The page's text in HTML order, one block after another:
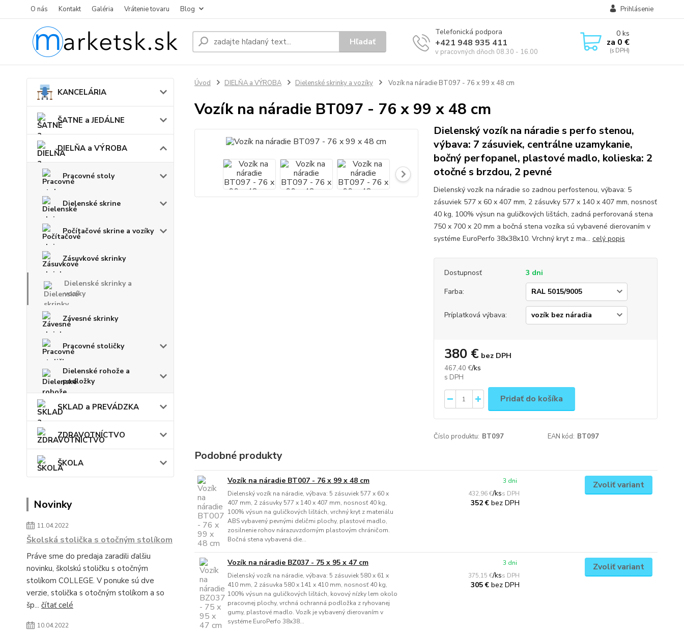
O nás Kontakt Galéria Vrátenie tovaru Blog Prihlásenie
Hľadať
Telefonická podpora
+421 948 935 411
v pracovných dňoch 08.30 - 16.00
0ks
za 0 €
KANCELÁRIA
ŠATNE a JEDÁLNE
DIELŇA a VÝROBA
Pracovné stoly
Dielenské skrine
Počítačové skrine a vozíky
Zásuvkové skrinky
Dielenské skrinky a
vozíky
Závesné skrinky
Pracovné stoličky
Dielenské rohože a
podložky
SKLAD a PREVÁDZKA
ZDRAVOTNÍCTVO
ŠKOLA
Novinky
11.04.2022
Školská stolička s otočným stolíkom
Práve sme do predaja zaradili ďalšiu
novinku, školskú stoličku s otočným
stolíkom COLLEGE. V ponuke sú dve
verzie, stolička s otočným stolíkom a so
šp... čítať celé
10.04.2022
Úvod DIELŇA a VÝROBA Dielenské skrinky a vozíky Vozík na náradie BT097 - 76 x 99 x 48 cm
Vozík na náradie BT097 - 76 x 99 x 48 cm
Dielenský vozík na náradie s perfo stenou,
výbava: 7 zásuviek, centrálne uzamykanie,
bočný perfopanel, plastové madlo, kolieska: 2
otočné s brzdou, 2 pevné
Dielenský vozík na náradie so zadnou perfostenou, výbava: 5
zásuviek 577 x 60 x 407 mm, 2 zásuvky 577 x 140 x 407 mm, nosnosť
40 kg, 100% výsun na guličkových lištách, zadná perforovaná stena
750 x 700 x 20 mm a bočná stena vozíka sú vybavené dierovaním v
systéme EuroPerfo 38x38x10. Vrchný kryt z ma... celý popis
Dostupnosť
3 dni
Farba:
Príplatková výbava:
467,40 €/ks
380 € bez DPH
Pridať do košíka
Číslo produktu: BT097 EAN kód: BT097
Podobné produkty
Vozík na náradie BT007 - 76 x 99 x 48 cm
Dielenský vozík na náradie, výbava: 5 zásuviek 577 x 60 x
407 mm, 2 zásuvky 577 x 140 x 407 mm, nosnosť 40 kg,
100% výsun na guličkových lištách, vrchný kryt z materiálu
ABS vybavený pevnými deličmi plochy, plastové madlo,
zosilnenie rohov nárazuvzdorným plastovým chráničom.
Bočná stena vybavená die...
432,96 €/ks
352 €bez DPH
3 dni Zvoliť variant
Vozík na náradie BZ037 - 75 x 95 x 47 cm
Dielenský vozík na náradie, výbava: 5 zásuviek 580 x 61 x
410 mm, 2 zásuvka 580 x 141 x 410 mm, nosnosť 40 kg,
100% výsun na guličkových lištách, kovový nízky lem okolo
pracovnej plochy, vrchná ochranná podložka z ryhovanej
gumy, plastové madlo. Vozík je vybavený dierovaním v
systéme EuroPerfo 38x38...
375,15 €/ks
305 €bez DPH
3 dni Zvoliť variant